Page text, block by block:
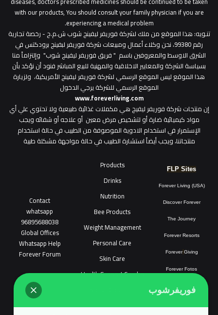
with our products, You should consult your family physician if you are
experiencing a medical problem.
تنـويه: هذا الموقع من ملك لشركة فوريفر ليفينج شوب ش.م.ح - رخصة تجارية
رقم 99380، نحن وكلاء أعمال ومبيعات شركة فوريفر لبفينج برودكتس في
الشرق الاوسط والمعروفين باسم " فريق فوريفر ليفينج شوب" وإلتزاماً منا
بسياسة الشركة والمعايير الاخلاقية والمهنية للبيع المباشر فنود أن نؤكد بأن
هذا الموقع ليس الموقع الرسمي لشركة فوريفر ليفينج الأمريكية، ولزيارة
الموقع الرسمي للشركة يرجي الدخول
www.foreverliving.com
​إن منتجات شركة فوريفر ليفيج هي مكملات غذائية طبيعية ولا تحتوي علي أي
مواد كيميائية ضارة أو لتشخيص مرض معين أو علاجه أو شفائه ويجب
الإستمرار في استخدام الادوية الموصوفة من الطبيب في حالة استخدام
منتجاتنا، ويجب أيضاً استشارة الطبيب في حالة مواجهة مشكلة طبية
FLP Sites
Forever Living (USA)
Discover Forever
The Journey
Forever Resorts
Forever Giving
Forever Fotos
Products
Drinks
Nutrition
Bee Products
Weight Management
Personal Care
Skin Care
Health Support Combo
Contact
whatsapp
96895688038
Global Offices
Whatsapp Help
Forever Forum
فوريفرشوب